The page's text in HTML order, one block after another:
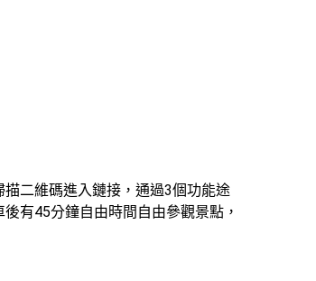
二維碼進入鏈接，通過3個功能途
有45分鐘自由時間自由參觀景點，